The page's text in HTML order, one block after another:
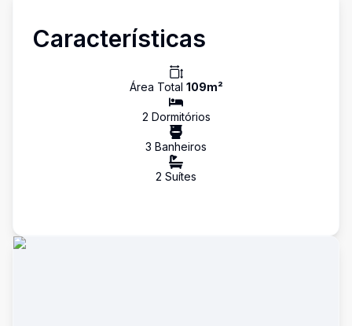
Características
Área Total 109m²
2 Dormitórios
3 Banheiros
2 Suítes